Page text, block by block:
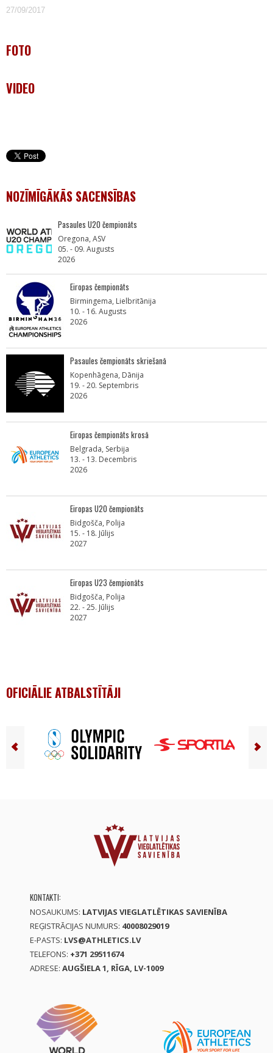
27/09/2017
FOTO
VIDEO
NOZĪMĪGĀKĀS SACENSĪBAS
Pasaules U20 čempionāts
Oregona, ASV
05. - 09. Augusts
2026
Eiropas čempionāts
Birmingema, Lielbritānija
10. - 16. Augusts
2026
Pasaules čempionāts skriešanā
Kopenhāgena, Dānija
19. - 20. Septembris
2026
Eiropas čempionāts krosā
Belgrada, Serbija
13. - 13. Decembris
2026
Eiropas U20 čempionāts
Bidgošča, Polija
15. - 18. Jūlijs
2027
Eiropas U23 čempionāts
Bidgošča, Polija
22. - 25. Jūlijs
2027
OFICIĀLIE ATBALSTĪTĀJI
KONTAKTI:
NOSAUKUMS: LATVIJAS VIEGLATLĒTIKAS SAVIENĪBA
REĢISTRĀCIJAS NUMURS: 40008029019
E-PASTS: LVS@ATHLETICS.LV
TELEFONS: +371 29511674
ADRESE: AUGŠIELA 1, RĪGA, LV-1009